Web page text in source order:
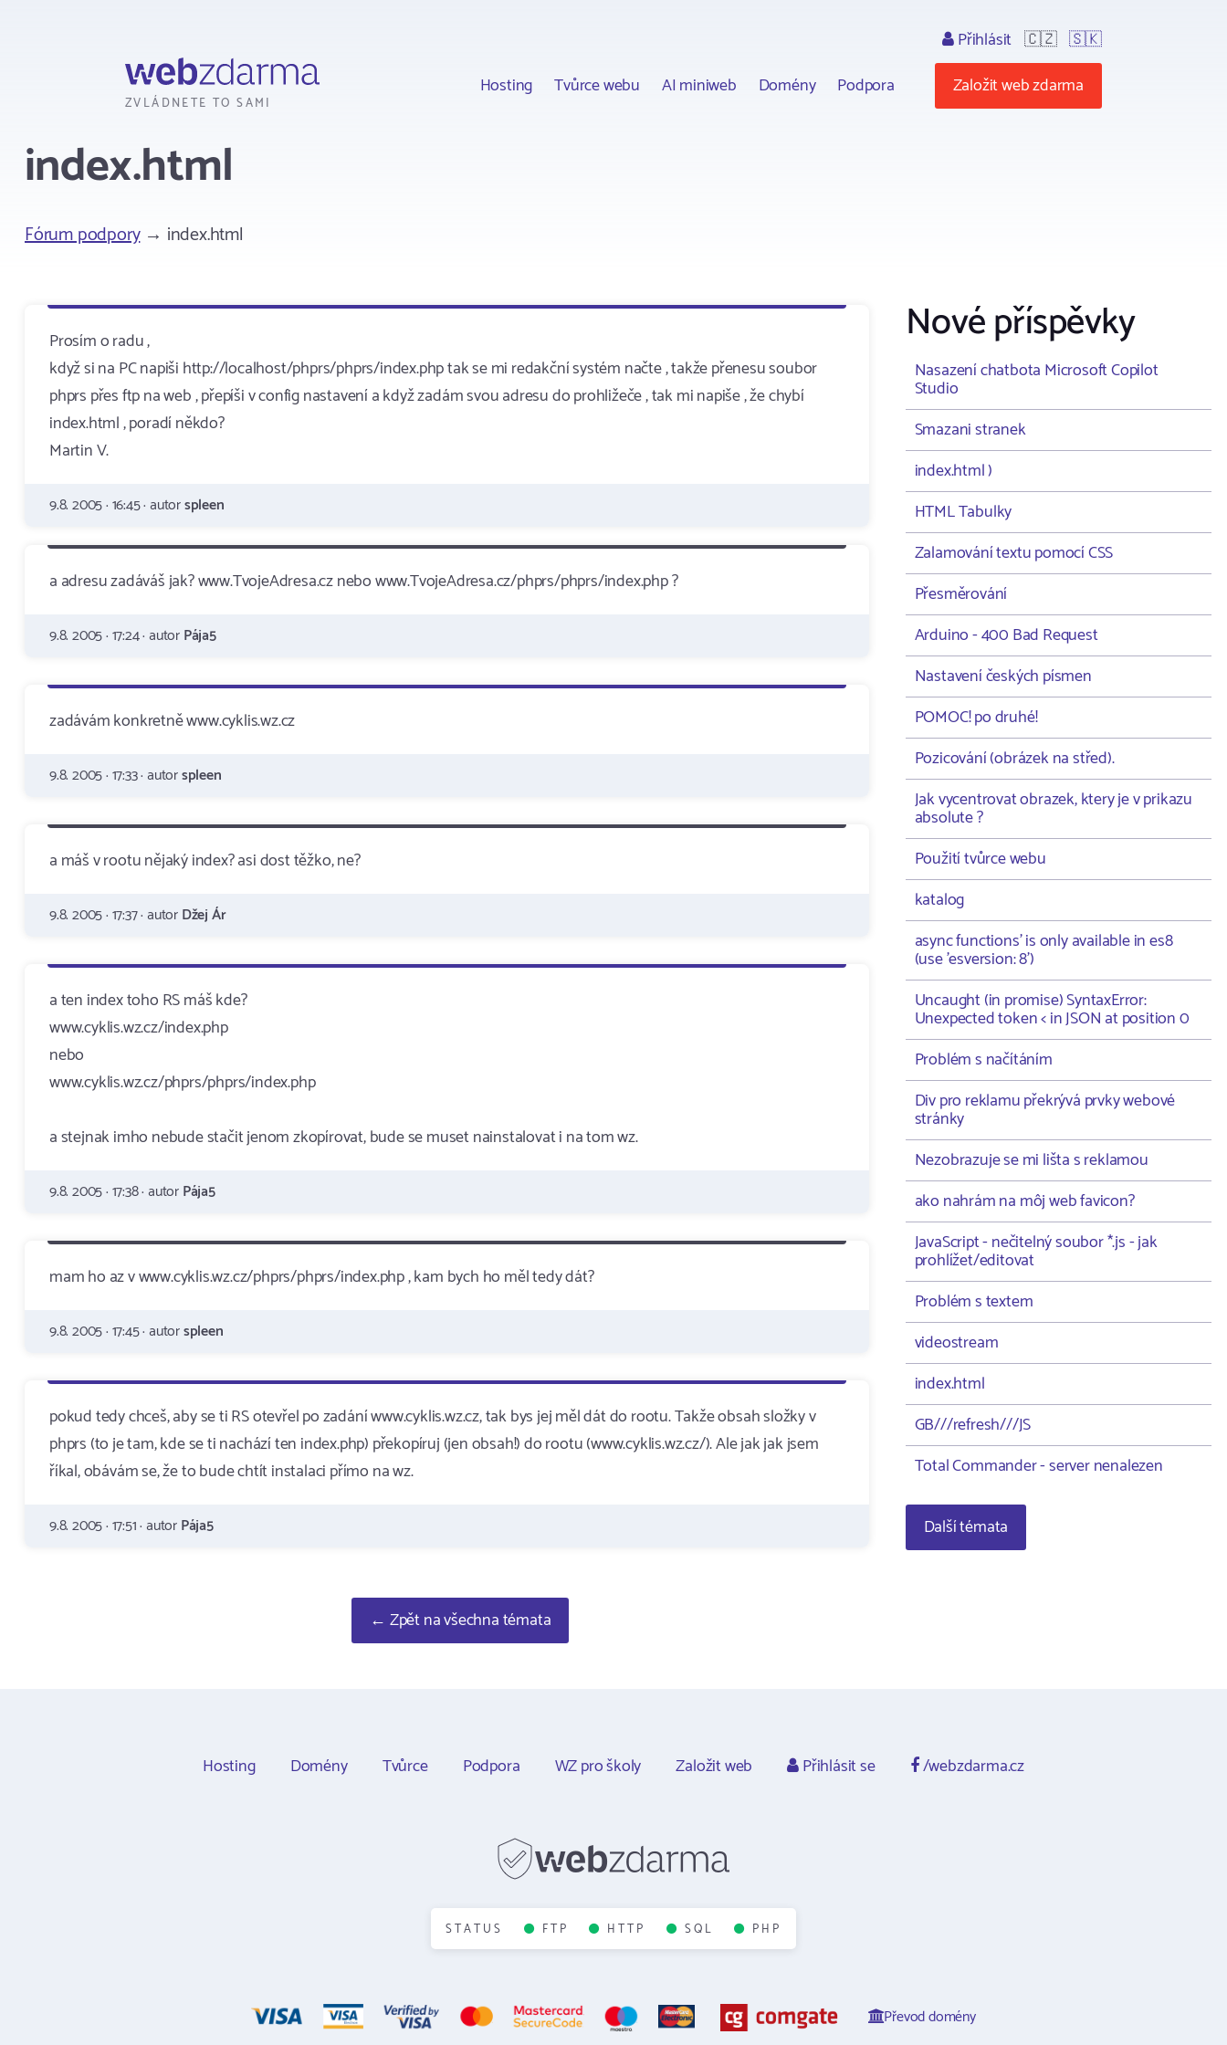
ZVLÁDNETE TO SAMI
Hosting Tvůrce webu AI miniweb Domény Podpora
Přihlásit 🇨🇿 🇸🇰
Založit web zdarma
index.html
Fórum podpory→ index.html
Prosím o radu ,
když si na PC napiši http://localhost/phprs/phprs/index.php tak se mi redakční systém načte , takže přenesu soubor
phprs přes ftp na web , přepíši v config nastavení a když zadám svou adresu do prohližeče , tak mi napiše , že chybí
index.html , poradí někdo?
Martin V.
9.8. 2005 · 16:45 · autorspleen
a adresu zadáváš jak? www.TvojeAdresa.cz nebo www.TvojeAdresa.cz/phprs/phprs/index.php ?
9.8. 2005 · 17:24 · autorPája5
zadávám konkretně www.cyklis.wz.cz
9.8. 2005 · 17:33 · autorspleen
a máš v rootu nějaký index? asi dost těžko, ne?
9.8. 2005 · 17:37 · autorDžej Ár
a ten index toho RS máš kde?
www.cyklis.wz.cz/index.php
nebo
www.cyklis.wz.cz/phprs/phprs/index.php
a stejnak imho nebude stačit jenom zkopírovat, bude se muset nainstalovat i na tom wz.
9.8. 2005 · 17:38 · autorPája5
mam ho az v www.cyklis.wz.cz/phprs/phprs/index.php , kam bych ho měl tedy dát?
9.8. 2005 · 17:45 · autorspleen
pokud tedy chceš, aby se ti RS otevřel po zadání www.cyklis.wz.cz, tak bys jej měl dát do rootu. Takže obsah složky v
phprs (to je tam, kde se ti nachází ten index.php) překopíruj (jen obsah!) do rootu (www.cyklis.wz.cz/). Ale jak jak jsem
říkal, obávám se, že to bude chtít instalaci přímo na wz.
9.8. 2005 · 17:51 · autorPája5
← Zpět na všechna témata
Nové příspěvky
Nasazení chatbota Microsoft Copilot
Studio
Smazani stranek
index.html )
HTML Tabulky
Zalamování textu pomocí CSS
Přesměrování
Arduino - 400 Bad Request
Nastavení českých písmen
POMOC! po druhé!
Pozicování (obrázek na střed).
Jak vycentrovat obrazek, ktery je v prikazu
absolute ?
Použití tvůrce webu
katalog
async functions' is only available in es8
(use 'esversion: 8')
Uncaught (in promise) SyntaxError:
Unexpected token < in JSON at position 0
Problém s načítáním
Div pro reklamu překrývá prvky webové
stránky
Nezobrazuje se mi lišta s reklamou
ako nahrám na môj web favicon?
JavaScript - nečitelný soubor *.js - jak
prohlížet/editovat
Problém s textem
videostream
index.html
GB///refresh///JS
Total Commander - server nenalezen
Další témata
Hosting Domény Tvůrce Podpora WZ pro školy Založit web Přihlásit se /webzdarma.cz
STATUS FTP HTTP SQL PHP
Převod domény